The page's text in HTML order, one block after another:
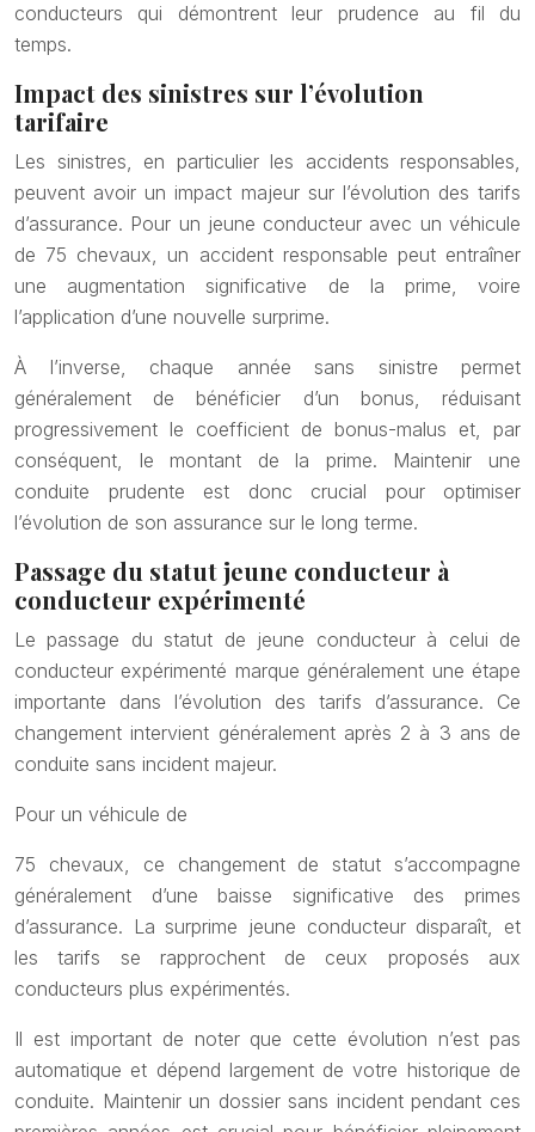
conducteurs qui démontrent leur prudence au fil du
temps.
Impact des sinistres sur l’évolution
tarifaire
Les sinistres, en particulier les accidents responsables,
peuvent avoir un impact majeur sur l’évolution des tarifs
d’assurance. Pour un jeune conducteur avec un véhicule
de 75 chevaux, un accident responsable peut entraîner
une augmentation significative de la prime, voire
l’application d’une nouvelle surprime.
À l’inverse, chaque année sans sinistre permet
généralement de bénéficier d’un bonus, réduisant
progressivement le coefficient de bonus-malus et, par
conséquent, le montant de la prime. Maintenir une
conduite prudente est donc crucial pour optimiser
l’évolution de son assurance sur le long terme.
Passage du statut jeune conducteur à
conducteur expérimenté
Le passage du statut de jeune conducteur à celui de
conducteur expérimenté marque généralement une étape
importante dans l’évolution des tarifs d’assurance. Ce
changement intervient généralement après 2 à 3 ans de
conduite sans incident majeur.
Pour un véhicule de
75 chevaux, ce changement de statut s’accompagne
généralement d’une baisse significative des primes
d’assurance. La surprime jeune conducteur disparaît, et
les tarifs se rapprochent de ceux proposés aux
conducteurs plus expérimentés.
Il est important de noter que cette évolution n’est pas
automatique et dépend largement de votre historique de
conduite. Maintenir un dossier sans incident pendant ces